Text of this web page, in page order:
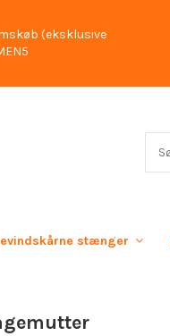
(eksklusive
stænger